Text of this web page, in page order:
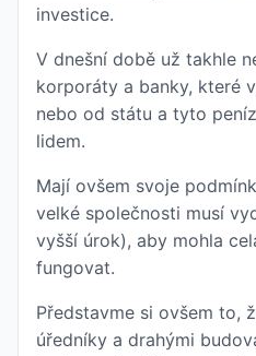
investice.
V dnešní době už takhle
korporáty a banky, které
nebo od státu a tyto
lidem.
Mají ovšem svoje
velké společnosti musí
vyšší úrok), aby mohla
fungovat.
Představme si ovšem to,
úředníky a drahými